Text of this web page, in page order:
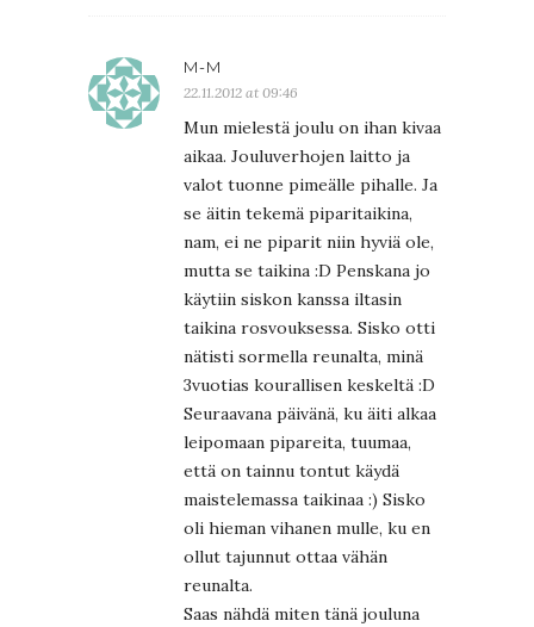
M-M
22.11.2012 at 09:46
Mun mielestä joulu on ihan kivaa
aikaa. Jouluverhojen laitto ja
valot tuonne pimeälle pihalle. Ja
se äitin tekemä piparitaikina,
nam, ei ne piparit niin hyviä ole,
mutta se taikina :D Penskana jo
käytiin siskon kanssa iltasin
taikina rosvouksessa. Sisko otti
nätisti sormella reunalta, minä
3vuotias kourallisen keskeltä :D
Seuraavana päivänä, ku äiti alkaa
leipomaan pipareita, tuumaa,
että on tainnu tontut käydä
maistelemassa taikinaa :) Sisko
oli hieman vihanen mulle, ku en
ollut tajunnut ottaa vähän
reunalta.
Saas nähdä miten tänä jouluna